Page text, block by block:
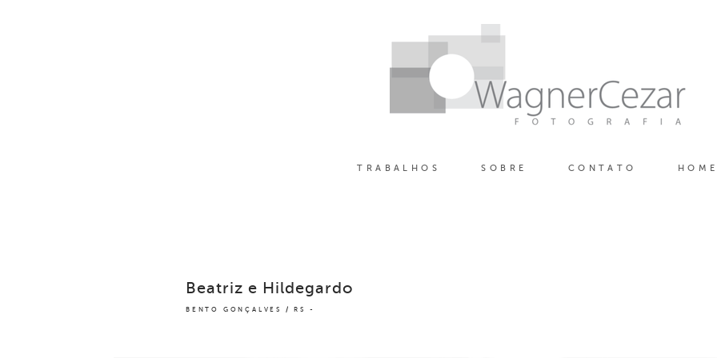
TRABALHOS SOBRE CONTATO HOME
BENTO GONÇALVES / RS
Beatriz e Hildegardo